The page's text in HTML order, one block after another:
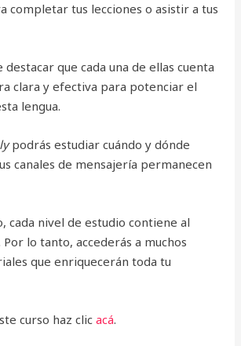
completar tus lecciones o asistir a tus
destacar que cada una de ellas cuenta
clara y efectiva para potenciar el
lengua.
podrás estudiar cuándo y dónde
canales de mensajería permanecen
cada nivel de estudio contiene al
Por lo tanto, accederás a muchos
que enriquecerán toda tu
curso haz clicacá.